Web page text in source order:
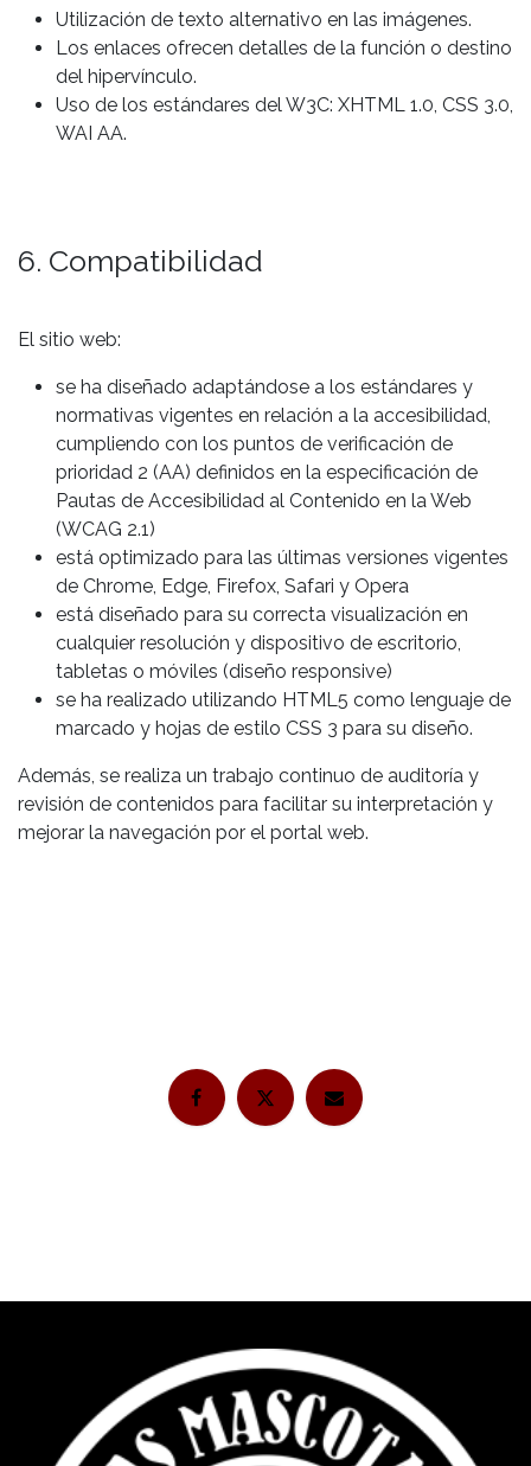
Utilización de texto alternativo en las imágenes.
Los enlaces ofrecen detalles de la función o destino
del hipervínculo.
Uso de los estándares del W3C: XHTML 1.0, CSS 3.0,
WAI AA.
6. Compatibilidad
El sitio web:
se ha diseñado adaptándose a los estándares y
normativas vigentes en relación a la accesibilidad,
cumpliendo con los puntos de verificación de
prioridad 2 (AA) definidos en la especificación de
Pautas de Accesibilidad al Contenido en la Web
(WCAG 2.1)
está optimizado para las últimas versiones vigentes
de Chrome, Edge, Firefox, Safari y Opera
está diseñado para su correcta visualización en
cualquier resolución y dispositivo de escritorio,
tabletas o móviles (diseño responsive)
se ha realizado utilizando HTML5 como lenguaje de
marcado y hojas de estilo CSS 3 para su diseño.
Además, se realiza un trabajo continuo de auditoría y
revisión de contenidos para facilitar su interpretación y
mejorar la navegación por el portal web.